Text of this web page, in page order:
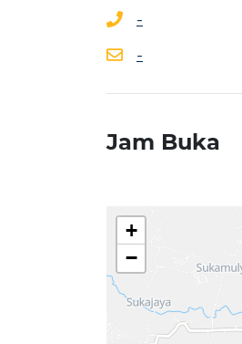
-
-
Jam Buka
+
−